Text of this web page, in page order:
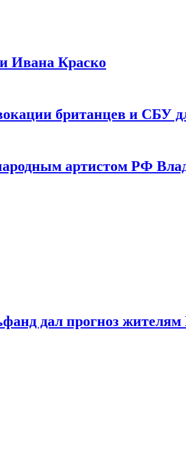
Ивана Краско
британцев и СБУ
артистом РФ
дал прогноз жителям